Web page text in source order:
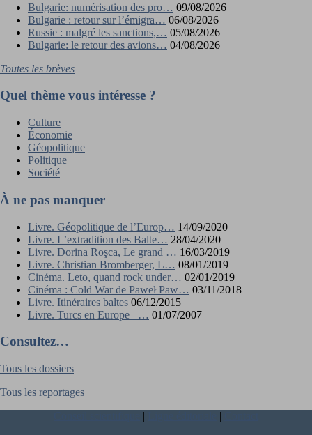
Bulgarie: numérisation des pro… 09/08/2026
Bulgarie : retour sur l’émigra… 06/08/2026
Russie : malgré les sanctions,… 05/08/2026
Bulgarie: le retour des avions… 04/08/2026
Toutes les brèves
Quel thème vous intéresse ?
Culture
Économie
Géopolitique
Politique
Société
À ne pas manquer
Livre. Géopolitique de l’Europ… 14/09/2020
Livre. L’extradition des Balte… 28/04/2020
Livre. Dorina Roşca, Le grand … 16/03/2019
Livre. Christian Bromberger, L… 08/01/2019
Cinéma. Leto, quand rock under… 02/01/2019
Cinéma : Cold War de Paweł Paw… 03/11/2018
Livre. Itinéraires baltes 06/12/2015
Livre. Turcs en Europe –… 01/07/2007
Consultez…
Tous les dossiers
Tous les reportages
| |